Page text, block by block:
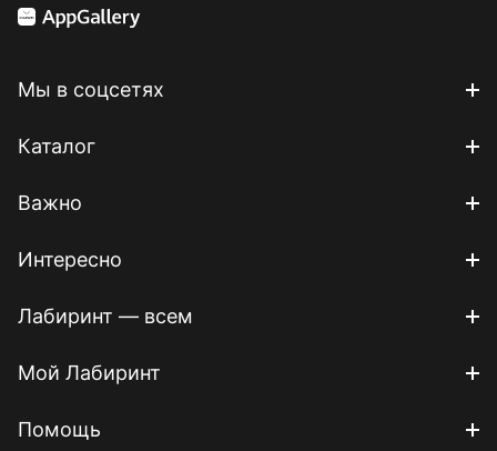
Мы в соцсетях
Каталог
Важно
Интересно
Лабиринт — всем
Мой Лабиринт
Помощь